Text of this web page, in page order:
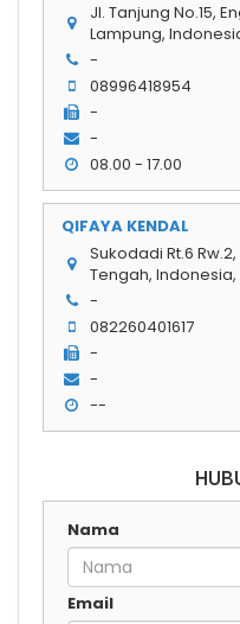
Jl. Tanjung No.15,
Lampung,
-
08996418954
-
-
08.00 - 17.00
QIFAYA KENDAL
Sukodadi Rt.6
Tengah,
-
082260401617
-
-
--
Nama
Email